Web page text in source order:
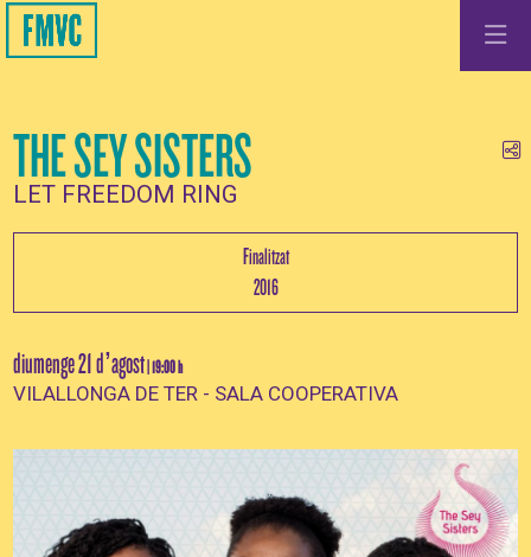
THE SEY SISTERS
LET FREEDOM RING
Finalitzat
2016
diumenge 21 d’agost|19:00 h
VILALLONGA DE TER - SALA COOPERATIVA